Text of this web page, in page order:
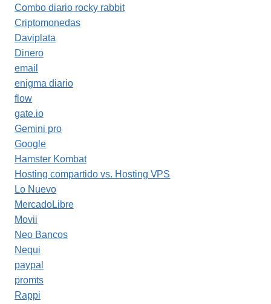
Combo diario rocky rabbit
Criptomonedas
Daviplata
Dinero
email
enigma diario
flow
gate.io
Gemini pro
Google
Hamster Kombat
Hosting compartido vs. Hosting VPS
Lo Nuevo
MercadoLibre
Movii
Neo Bancos
Nequi
paypal
promts
Rappi